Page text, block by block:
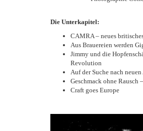
Die Unterkapitel:
CAMRA – neues
Aus Brauereien werden
Jimmy und die
Revolution
Auf der Suche nach
Geschmack ohne Rausch
Craft goes Europe